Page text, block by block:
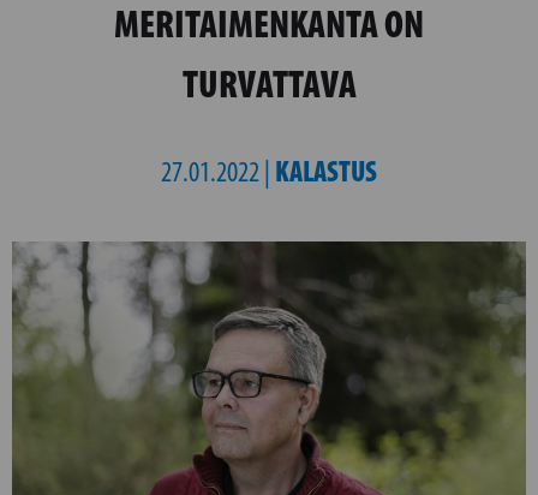
MERITAIMENKANTA ON
TURVATTAVA
27.01.2022 | KALASTUS